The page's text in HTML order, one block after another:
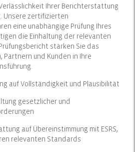
Ihrer Berichterstattung
Unsere zertifizierten
eine unabhängige Prüfung Ihres
die Einhaltung der relevanten
stärken Sie das
Partnern und Kunden in Ihre
auf Vollständigkeit und Plausibilität
gesetzlicher und
auf Übereinstimmung mit ESRS,
relevanten Standards